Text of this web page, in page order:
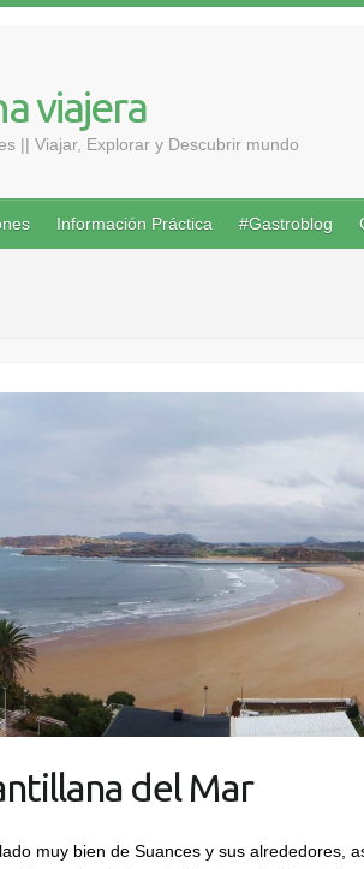
viajera
|| Viajar, Explorar y Descubrir mundo
Información Práctica #Gastroblog
del Mar
muy bien de Suances y sus alrededores,